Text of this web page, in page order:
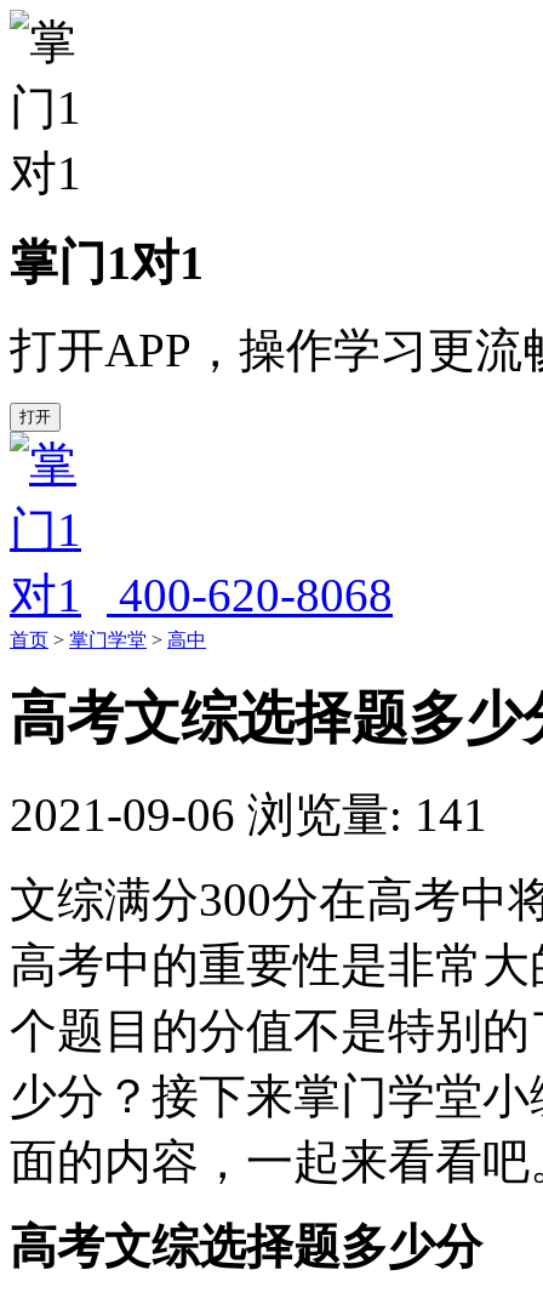
掌门1对1
打开APP，操作学习更流
打开
400-620-8068
首页 > 掌门学堂 > 高中
高考文综选择题多少
2021-09-06 浏览量: 141
文综满分300分在高考中
高考中的重要性是非常
个题目的分值不是特别
少分？接下来掌门学堂
面的内容，一起来看看吧
高考文综选择题多少分